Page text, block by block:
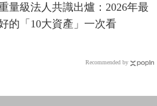
量級法人共識出爐：2026年最
的「10大資產」一次看
Recommended by